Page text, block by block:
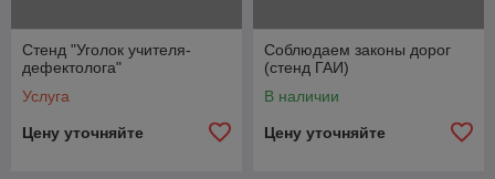
Стенд "Уголок учителя-
дефектолога"
Услуга
Цену уточняйте
Соблюдаем законы дорог
(стенд ГАИ)
В наличии
Цену уточняйте